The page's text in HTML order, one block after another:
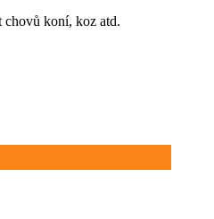
chovů koní, koz atd.